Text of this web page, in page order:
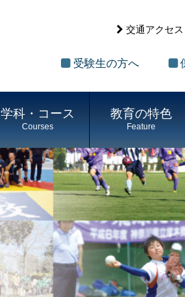
交通アクセス
受験生の方へ
学科・コース
Courses
教育の特色
Feature